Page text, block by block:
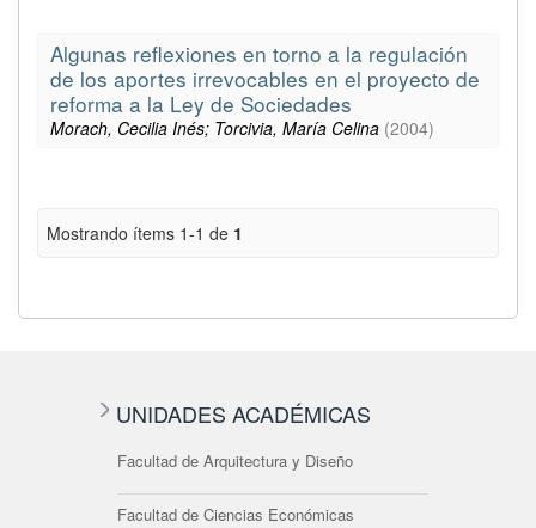
Algunas reflexiones en torno a la regulación
de los aportes irrevocables en el proyecto de
reforma a la Ley de Sociedades
Morach, Cecilia Inés; Torcivia, María Celina (2004)
Mostrando ítems 1-1 de 1
UNIDADES ACADÉMICAS
Facultad de Arquitectura y Diseño
Facultad de Ciencias Económicas